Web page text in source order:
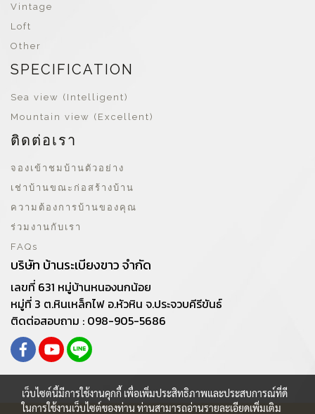
Vintage
Loft
Other
SPECIFICATION
Sea view (Intelligent)
Mountain view (Excellent)
ติดต่อเรา
จองเข้าชมบ้านตัวอย่าง
เช่าบ้านขณะก่อสร้างบ้าน
ความต้องการบ้านของคุณ
ร่วมงานกับเรา
FAQs
บริษัท บ้านระเบียงขาว จำกัด
เลขที่ 631 หมู่บ้านหนองนกน้อย
หมู่ที่ 3 ต.หินเหล็กไฟ อ.หัวหิน จ.ประจวบคีรีขันธ์
ติดต่อสอบถาม : 098-905-5686
เว็บไซต์นี้มีการใช้งานคุกกี้ เพื่อเพิ่มประสิทธิภาพและประสบการณ์ที่ดี
ในการใช้งานเว็บไซต์ของท่าน ท่านสามารถอ่านรายละเอียดเพิ่มเติม